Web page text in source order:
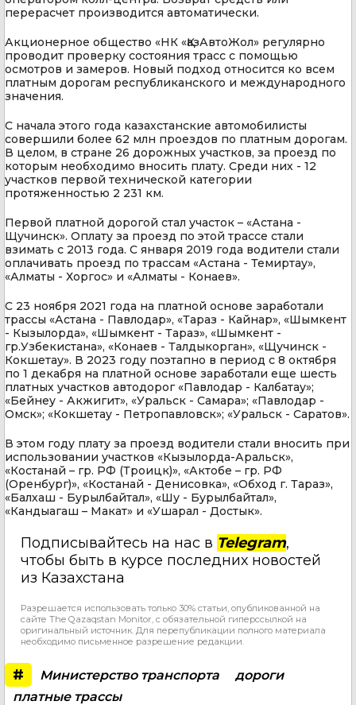
перерасчет производится автоматически.
Акционерное общество «НК «ҚазАвтоЖол» регулярно
проводит проверку состояния трасс с помощью
осмотров и замеров. Новый подход относится ко всем
платным дорогам республиканского и международного
значения.
С начала этого года казахстанские автомобилисты
совершили более 62 млн проездов по платным дорогам.
В целом, в стране 26 дорожных участков, за проезд по
которым необходимо вносить плату. Среди них - 12
участков первой технической категории
протяженностью 2 231 км.
Первой платной дорогой стал участок – «Астана -
Щучинск». Оплату за проезд по этой трассе стали
взимать с 2013 года. С января 2019 года водители стали
оплачивать проезд по трассам «Астана - Темиртау»,
«Алматы - Хоргос» и «Алматы - Конаев».
С 23 ноября 2021 года на платной основе заработали
трассы «Астана - Павлодар», «Тараз - Кайнар», «Шымкент
- Кызылорда», «Шымкент - Тараз», «Шымкент -
гр.Узбекистана», «Конаев - Талдыкорган», «Щучинск -
Кокшетау». В 2023 году поэтапно в период с 8 октября
по 1 декабря на платной основе заработали еще шесть
платных участков автодорог «Павлодар - Калбатау»;
«Бейнеу - Акжигит», «Уральск - Самара»; «Павлодар -
Омск»; «Кокшетау - Петропавловск»; «Уральск - Саратов».
В этом году плату за проезд водители стали вносить при
использовании участков «Кызылорда-Аральск»,
«Костанай – гр. РФ (Троицк)», «Актобе – гр. РФ
(Оренбург)», «Костанай - Денисовка», «Обход г. Тараз»,
«Балхаш - Бурылбайтал», «Шу - Бурылбайтал»,
«Кандыагаш – Макат» и «Ушарал - Достык».
Подписывайтесь на нас в Telegram,
чтобы быть в курсе последних новостей
из Казахстана
Разрешается использовать только 30% статьи, опубликованной на
сайте The Qazaqstan Monitor, с обязательной гиперссылкой на
оригинальный источник. Для перепубликации полного материала
необходимо письменное разрешение редакции.
# Министерство транспорта
дороги
платные трассы